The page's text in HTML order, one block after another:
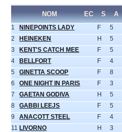
NOM EC S A
1 NINEPOINTS LADY F 5
2
HEINEKEN H 5
3
KENT'S CATCH MEE F 5
4
BELLFORT F 4
5
GINETTA SCOOP F 8
6
ONE NIGHT IN PARIS F 3
7
GAETAN GODIVA H 5
8
GABBI LEEJS F 5
9
ANACOTT STEEL F 4
11 LIVORNO H 3